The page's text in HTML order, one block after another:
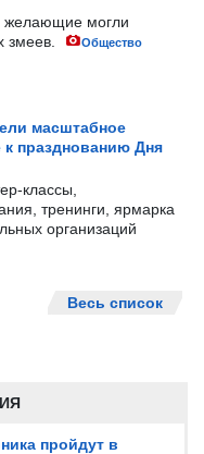
пройдут в
желающие могли
змеев.
Общество
масштабное
к празднованию Дня
классы,
тренинги, ярмарка
организаций
Весь список